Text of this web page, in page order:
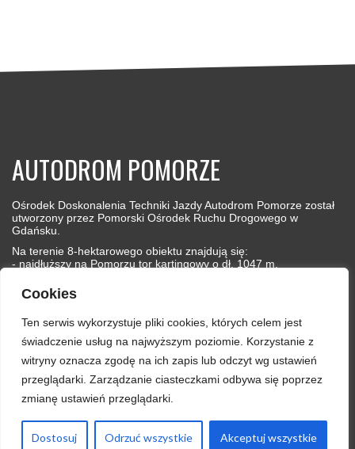
Cookies
Ten serwis wykorzystuje pliki cookies, których celem jest
świadczenie usług na najwyższym poziomie. Korzystanie z
witryny oznacza zgodę na ich zapis lub odczyt wg ustawień
przeglądarki. Zarządzanie ciasteczkami odbywa się poprzez
zmianę ustawień przeglądarki.
Dostosuj Odrzuć wszystkie Akceptuj wszystkie
AUTODROM POMORZE
Ośrodek Doskonalenia Techniki Jazdy Autodrom Pomorze został
utworzony przez Pomorski Ośrodek Ruchu Drogowego w
Gdańsku.
Na terenie 8-hektarowego obiektu znajdują się:
- najdłuższy na Pomorzu tor kartingowy o dł. 1047 m,
- płyty poślizgowe: prostokątna oraz pierścienna,
- plac manewrowy